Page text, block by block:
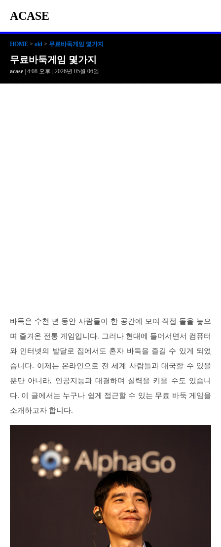
ACASE
HOME > old > 무료바둑게임 몇가지
무료바둑게임 몇가지
acase | 4:08 오후 | 2026년 05월 06일
바둑은 수천 년 동안 사람들이 한 공간에 모여 직접 돌을 놓으
며 즐겨온 전통 게임입니다. 그러나 현대에 들어서면서 컴퓨터
와 인터넷의 발달로 집에서도 혼자 바둑을 즐길 수 있게 되었
습니다. 이제는 온라인으로 전 세계 사람들과 대국할 수 있을
뿐만 아니라, 인공지능과 대결하며 실력을 키울 수도 있습니
다. 이 글에서는 누구나 쉽게 접근할 수 있는 무료 바둑 게임을
소개하고자 합니다.